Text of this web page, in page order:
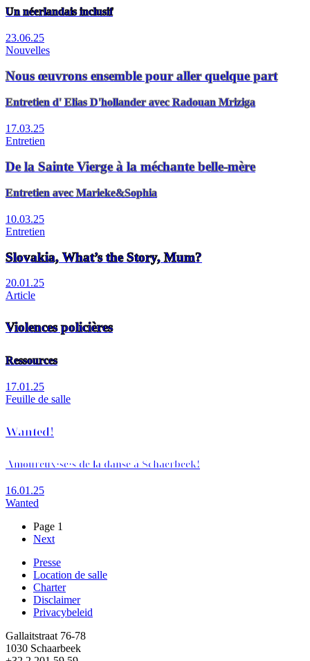
Un néerlandais inclusif
23.06.25
Nouvelles
Nous œuvrons ensemble pour aller quelque part
Entretien d' Elias D'hollander avec Radouan Mriziga
17.03.25
Entretien
De la Sainte Vierge à la méchante belle-mère
Entretien avec Marieke&Sophia
10.03.25
Entretien
Slovakia, What’s the Story, Mum?
20.01.25
Article
Violences policières
Ressources
17.01.25
Feuille de salle
Wanted!
Amoureux·se·s de la danse à Schaerbeek!
16.01.25
Wanted
Pagination
Page 1
Page
Next
Footer
Presse
Location de salle
Charter
Disclaimer
Privacybeleid
Gallaitstraat 76-78
1030 Schaarbeek